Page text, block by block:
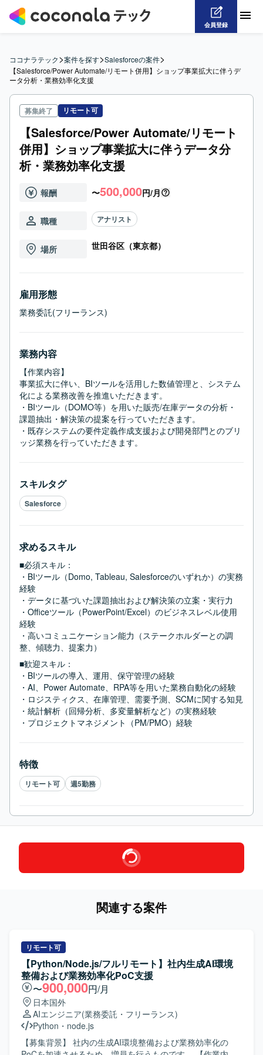
会員登録
ココナラテック>案件を探す>Salesforceの案件>
【Salesforce/Power Automate/リモート併用】ショップ事業拡大に伴うデ
ータ分析・業務効率化支援
募集終了 リモート可
【Salesforce/Power Automate/リモート
併用】ショップ事業拡大に伴うデータ分
析・業務効率化支援
報酬 〜500,000円/月
職種 アナリスト
場所 世田谷区（東京都）
雇用形態
業務委託(フリーランス)
業務内容
【作業内容】
事業拡大に伴い、BIツールを活用した数値管理と、システム
化による業務改善を推進いただきます。
・BIツール（DOMO等）を用いた販売/在庫データの分析・
課題抽出・解決策の提案を行っていただきます。
・既存システムの要件定義作成支援および開発部門とのブリ
ッジ業務を行っていただきます。
スキルタグ
Salesforce
求めるスキル
■必須スキル：
・BIツール（Domo, Tableau, Salesforceのいずれか）の実務
経験
・データに基づいた課題抽出および解決策の立案・実行力
・Officeツール（PowerPoint/Excel）のビジネスレベル使用
経験
・高いコミュニケーション能力（ステークホルダーとの調
整、傾聴力、提案力）
■歓迎スキル：
・BIツールの導入、運用、保守管理の経験
・AI、Power Automate、RPA等を用いた業務自動化の経験
・ロジスティクス、在庫管理、需要予測、SCMに関する知見
・統計解析（回帰分析、多変量解析など）の実務経験
・プロジェクトマネジメント（PM/PMO）経験
特徴
リモート可 週5勤務
関連する案件
リモート可
【Python/Node.js/フルリモート】社内生成AI環境
整備および業務効率化PoC支援
〜900,000円/月
日本国外
AIエンジニア(業務委託・フリーランス)
Python ・ node.js
【募集背景】 社内の生成AI環境整備および業務効率化の